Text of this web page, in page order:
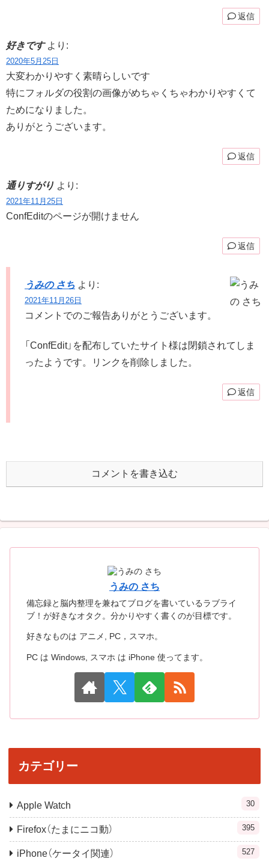
返信
好きです より:
2020年5月25日
大変わかりやすく素晴らしいです
特にフォルダの役割の画像がめちゃくちゃわかりやすくて
ためになりました。
ありがとうございます。
返信
通りすがり より:
2021年11月25日
ConfEditのページが開けません
返信
うみの さち より:
2021年11月26日
コメントでのご報告ありがとうございます。
「ConfEdit」を配布していたサイト様は閉鎖されてしま
ったようです。リンクを削除しました。
返信
コメントを書き込む
うみの さち
備忘録と脳内整理を兼ねてブログを書いているラブライ
ブ！が好きなオタク。分かりやすく書くのが目標です。
好きなものは アニメ, PC，スマホ。
PC は Windows, スマホ は iPhone 使ってます。
カテゴリー
Apple Watch 30
Firefox（たまにニコ動） 395
iPhone（ケータイ関連） 527